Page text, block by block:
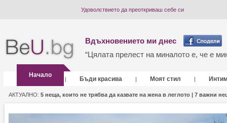
Удоволствието да преоткриваш себе си
Вдъхновението ми днес
“Цялата прелест на миналото е, че е
Начало
| Бъди красива | Моят стил |
АКТУАЛНО: 5 неща, които не трябва да казвате на жена в леглото | 7 важни